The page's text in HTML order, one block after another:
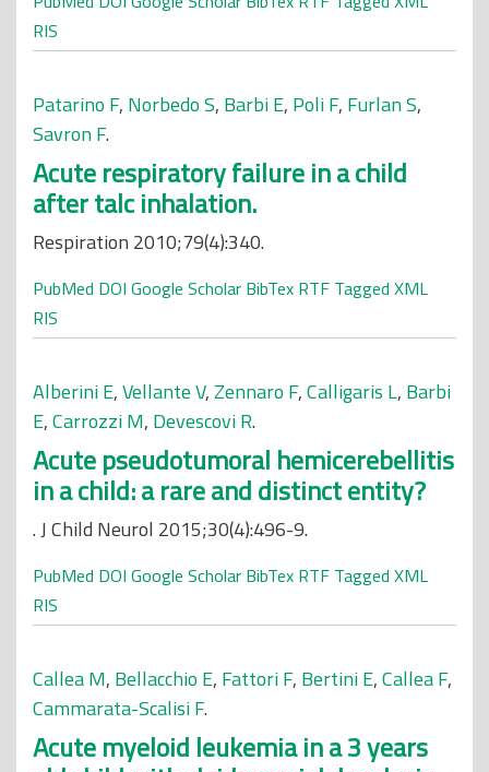
RIS
Patarino F, Norbedo S, Barbi E, Poli F, Furlan S,
Savron F.
Acute respiratory failure in a child
after talc inhalation.
Respiration 2010;79(4):340.
PubMed DOI Google Scholar BibTex RTF Tagged XML
RIS
Alberini E,Vellante V,Zennaro F,Calligaris L, Barbi
E,Carrozzi M, Devescovi R.
Acute pseudotumoral hemicerebellitis
in a child: a rare and distinct entity?
. J Child Neurol 2015;30(4):496-9.
PubMed DOI Google Scholar BibTex RTF Tagged XML
RIS
Callea M, Bellacchio E, Fattori F, Bertini E,Callea F,
Cammarata-Scalisi F.
Acute myeloid leukemia in a 3 years